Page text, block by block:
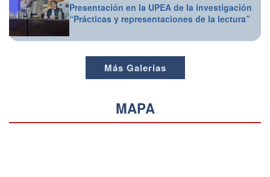
Presentación en la UPEA de la investigación
“Prácticas y representaciones de la lectura”
Más Galerias
MAPA